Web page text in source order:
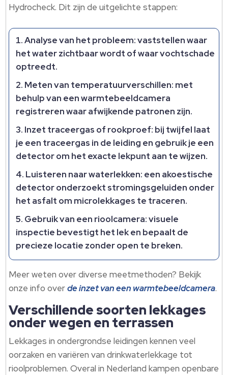
Hydrocheck. Dit zijn de uitgelichte stappen:
Analyse van het probleem: vaststellen waar
het water zichtbaar wordt of waar vochtschade
optreedt.
Meten van temperatuurverschillen: met
behulp van een warmtebeeldcamera
registreren waar afwijkende patronen zijn.
Inzet traceergas of rookproef: bij twijfel laat
je een traceergas in de leiding en gebruik je een
detector om het exacte lekpunt aan te wijzen.
Luisteren naar waterlekken: een akoestische
detector onderzoekt stromingsgeluiden onder
het asfalt om microlekkages te traceren.
Gebruik van een rioolcamera: visuele
inspectie bevestigt het lek en bepaalt de
precieze locatie zonder open te breken.
Meer weten over diverse meetmethoden? Bekijk
onze info overde inzet van een warmtebeeldcamera.
Verschillende soorten lekkages
onder wegen en terrassen
Lekkages in ondergrondse leidingen kennen veel
oorzaken en variëren van drinkwaterlekkage tot
rioolproblemen. Overal in Nederland kampen openbare